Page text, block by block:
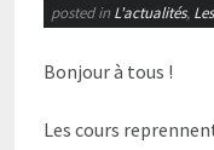
posted in L'actualités,
Bonjour à tous !
Les cours